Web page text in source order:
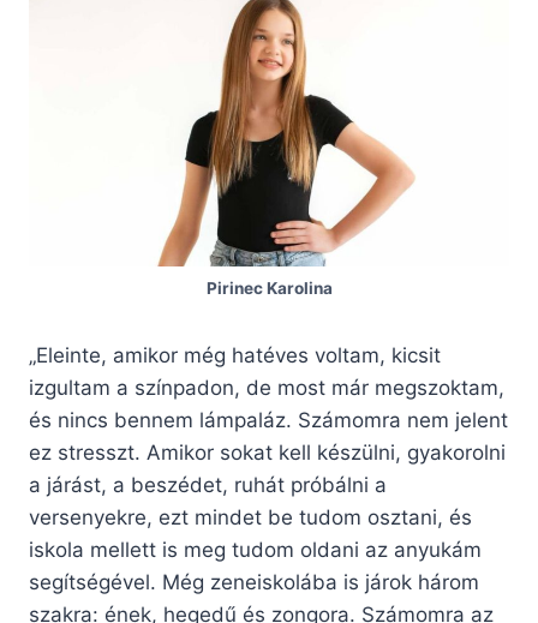
Pirinec Karolina
„Eleinte, amikor még hatéves voltam, kicsit
izgultam a színpadon, de most már megszoktam,
és nincs bennem lámpaláz. Számomra nem jelent
ez stresszt. Amikor sokat kell készülni, gyakorolni
a járást, a beszédet, ruhát próbálni a
versenyekre, ezt mindet be tudom osztani, és
iskola mellett is meg tudom oldani az anyukám
segítségével. Még zeneiskolába is járok három
szakra: ének, hegedű és zongora. Számomra az